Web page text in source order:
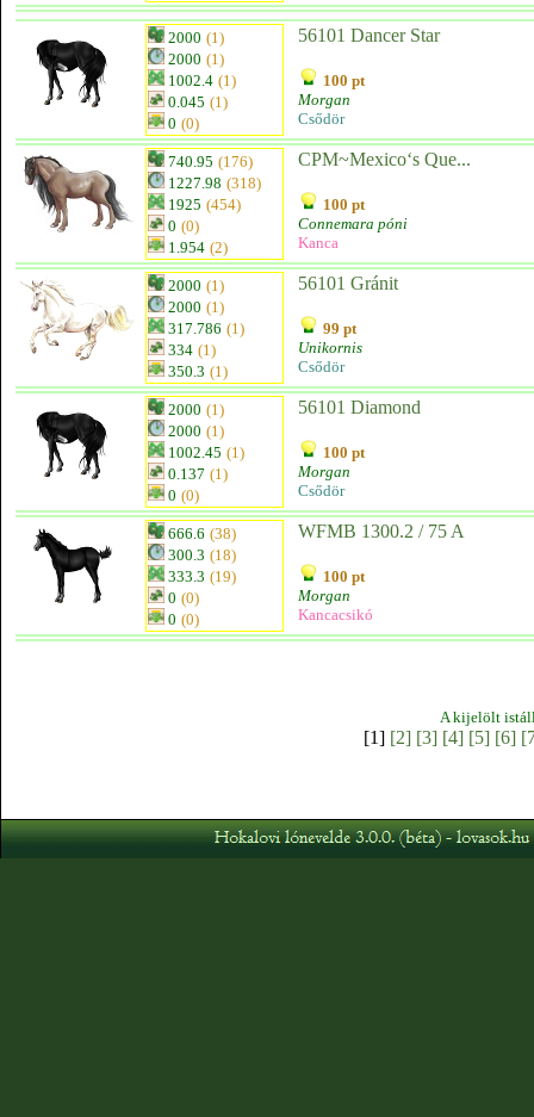
2000 (1)
2000 (1)
1002.4 (1)
0.045 (1)
0 (0)
56101 Dancer Star
100 pt
Morgan
Csődör
740.95 (176)
1227.98 (318)
1925 (454)
0 (0)
1.954 (2)
CPM~Mexico‘s Que...
100 pt
Connemara póni
Kanca
2000 (1)
2000 (1)
317.786 (1)
334 (1)
350.3 (1)
56101 Gránit
99 pt
Unikornis
Csődör
2000 (1)
2000 (1)
1002.45 (1)
0.137 (1)
0 (0)
56101 Diamond
100 pt
Morgan
Csődör
666.6 (38)
300.3 (18)
333.3 (19)
0 (0)
0 (0)
WFMB 1300.2 / 75 A
100 pt
Morgan
Kancacsikó
A kijelölt
[1] [2] [3] [4] [5] [6]